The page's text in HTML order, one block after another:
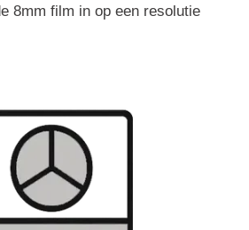
8mm film in op een resolutie